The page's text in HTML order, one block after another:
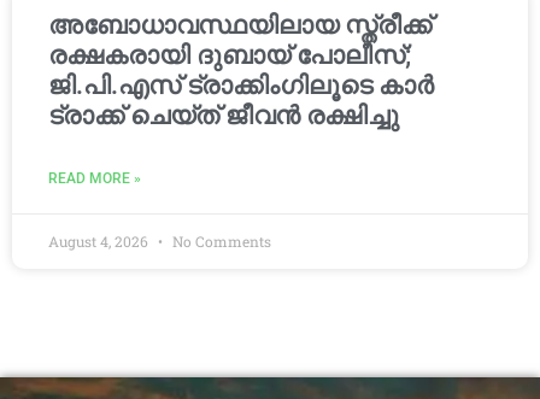
അബോധാവസ്ഥയിലായ സ്ത്രീക്ക്
രക്ഷകരായി ദുബായ് പോലീസ്;
ജി.പി.എസ് ട്രാക്കിംഗിലൂടെ കാർ
ട്രാക്ക് ചെയ്ത് ജീവൻ രക്ഷിച്ചു
READ MORE »
August 4, 2026 No Comments